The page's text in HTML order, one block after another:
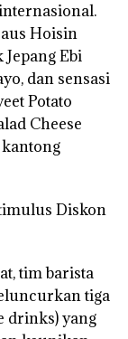
Hoisin
Jepang Ebi
dan sensasi
Potato
Cheese
Diskon
tim barista
tiga
drinks) yang